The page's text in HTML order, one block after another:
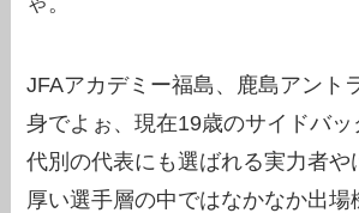
JFAアカデミー福島、鹿島アント
身でよぉ、現在19歳のサイドバ
代別の代表にも選ばれる実力者や
厚い選手層の中ではなかなか出場